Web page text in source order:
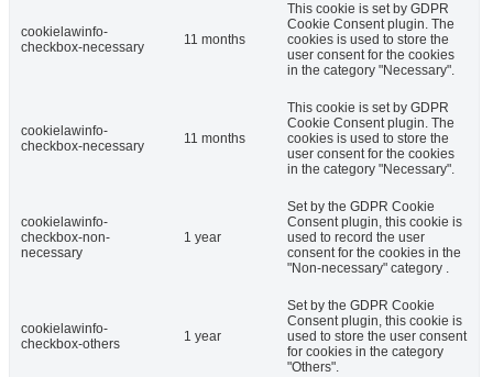
cookielawinfo-
checkbox-necessary
11 months
This cookie is set by GDPR
Cookie Consent plugin. The
cookies is used to store the
user consent for the cookies
in the category "Necessary".
cookielawinfo-
checkbox-necessary
11 months
This cookie is set by GDPR
Cookie Consent plugin. The
cookies is used to store the
user consent for the cookies
in the category "Necessary".
cookielawinfo-
checkbox-non-
necessary
1 year
Set by the GDPR Cookie
Consent plugin, this cookie is
used to record the user
consent for the cookies in the
"Non-necessary" category .
cookielawinfo-
checkbox-others
1 year
Set by the GDPR Cookie
Consent plugin, this cookie is
used to store the user consent
for cookies in the category
"Others".